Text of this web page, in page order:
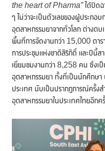
the heart of Pharma”ได้ปิดฉ
ๆ ไม่ว่าจะเป็นตัวเลขของผู้ประกอ
อุตสาหกรรมยาจากทั่วโลก ต่างต
พื้นที่การจัดงานกว่า 15,000 ตา
การประชุมแห่งชาติสิริกิติ์ และปีนี้ส
เยี่ยมชมงานกว่า 8,258 คน ซึ่งเ
อุตสาหกรรมยา ทั้งที่เป็นนักศึกษา
ประเทศ นับเป็นปรากฏการณ์ครั้ง
อุตสาหกรรมยาในประเทศไทยอีกค